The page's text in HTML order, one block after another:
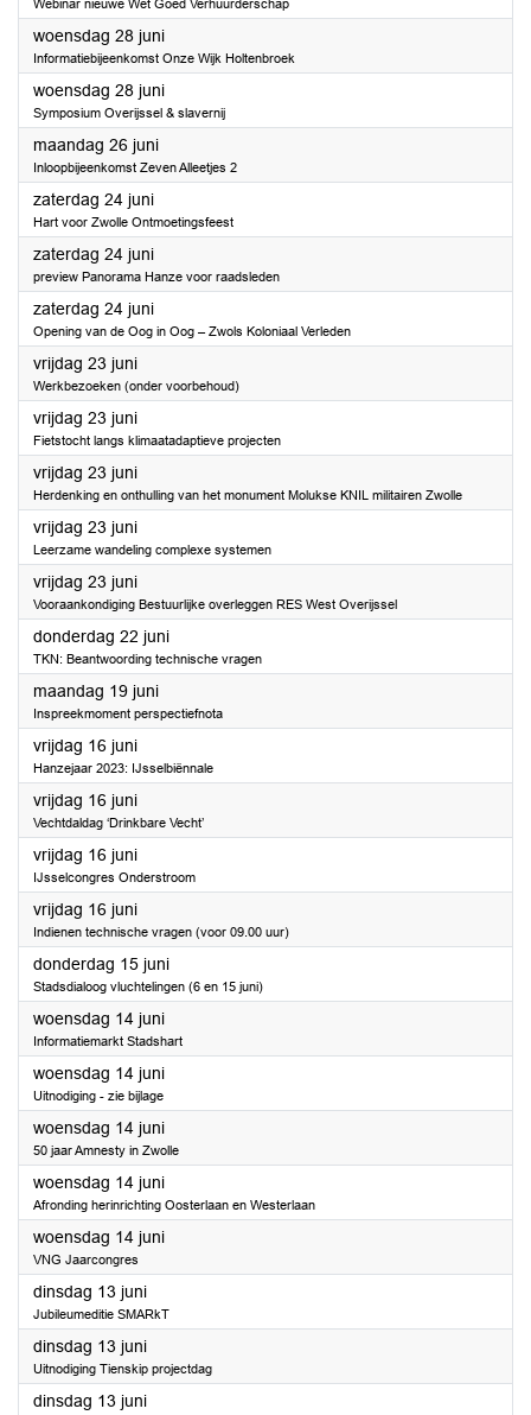
Webinar nieuwe Wet Goed Verhuurderschap
woensdag 28 juni2023
Informatiebijeenkomst Onze Wijk Holtenbroek
woensdag 28 juni2023
Symposium Overijssel & slavernij
maandag 26 juni2023
Inloopbijeenkomst Zeven Alleetjes 2
zaterdag 24 juni2023
Hart voor Zwolle Ontmoetingsfeest
zaterdag 24 juni2023
preview Panorama Hanze voor raadsleden
zaterdag 24 juni2023
Opening van de Oog in Oog – Zwols Koloniaal Verleden
vrijdag 23 juni2023
Werkbezoeken (onder voorbehoud)
vrijdag 23 juni2023
Fietstocht langs klimaatadaptieve projecten
vrijdag 23 juni2023
Herdenking en onthulling van het monument Molukse KNIL militairen Zwolle
vrijdag 23 juni2023
Leerzame wandeling complexe systemen
vrijdag 23 juni2023
Vooraankondiging Bestuurlijke overleggen RES West Overijssel
donderdag 22 juni2023
TKN: Beantwoording technische vragen
maandag 19 juni2023
Inspreekmoment perspectiefnota
vrijdag 16 juni2023
Hanzejaar 2023: IJsselbiënnale
vrijdag 16 juni2023
Vechtdaldag ‘Drinkbare Vecht’
vrijdag 16 juni2023
IJsselcongres Onderstroom
vrijdag 16 juni2023
Indienen technische vragen (voor 09.00 uur)
donderdag 15 juni2023
Stadsdialoog vluchtelingen (6 en 15 juni)
woensdag 14 juni2023
Informatiemarkt Stadshart
woensdag 14 juni2023
Uitnodiging - zie bijlage
woensdag 14 juni2023
50 jaar Amnesty in Zwolle
woensdag 14 juni2023
Afronding herinrichting Oosterlaan en Westerlaan
woensdag 14 juni2023
VNG Jaarcongres
dinsdag 13 juni2023
Jubileumeditie SMARkT
dinsdag 13 juni2023
Uitnodiging Tienskip projectdag
dinsdag 13 juni2023